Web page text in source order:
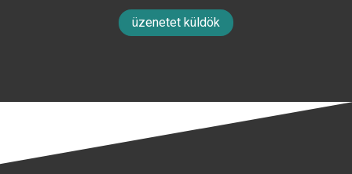
üzenetet küldök